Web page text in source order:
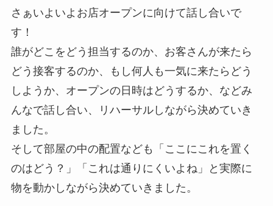
さぁいよいよお店オープンに向けて話し合いで
す！
誰がどこをどう担当するのか、お客さんが来たら
どう接客するのか、もし何人も一気に来たらどう
しようか、オープンの日時はどうするか、などみ
んなで話し合い、リハーサルしながら決めていき
ました。
そして部屋の中の配置なども「ここにこれを置く
のはどう？」「これは通りにくいよね」と実際に
物を動かしながら決めていきました。